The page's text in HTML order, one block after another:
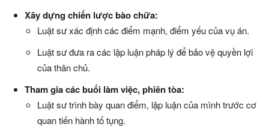
Xây dựng chiến lược bào chữa:
Luật sư xác định các điểm mạnh, điểm yếu của vụ án.
Luật sư đưa ra các lập luận pháp lý để bảo vệ quyền lợi
của thân chủ.
Tham gia các buổi làm việc, phiên tòa:
Luật sư trình bày quan điểm, lập luận của mình trước cơ
quan tiến hành tố tụng.